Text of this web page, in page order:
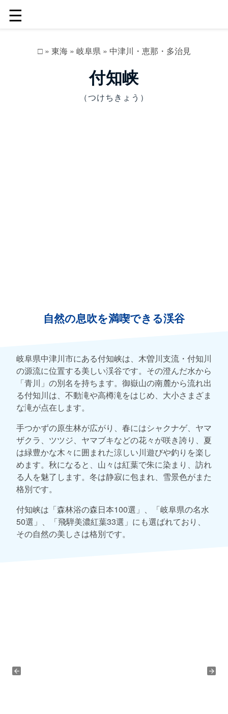
☰
□» 東海» 岐阜県» 中津川・恵那・多治見
付知峡
（つけちきょう）
自然の息吹を満喫できる渓谷
岐阜県中津川市にある付知峡は、木曽川支流・付知川
の源流に位置する美しい渓谷です。その澄んだ水から
「青川」の別名を持ちます。御嶽山の南麓から流れ出
る付知川は、不動滝や高樽滝をはじめ、大小さまざま
な滝が点在します。
手つかずの原生林が広がり、春にはシャクナゲ、ヤマ
ザクラ、ツツジ、ヤマブキなどの花々が咲き誇り、夏
は緑豊かな木々に囲まれた涼しい川遊びや釣りを楽し
めます。秋になると、山々は紅葉で朱に染まり、訪れ
る人を魅了します。冬は静寂に包まれ、雪景色がまた
格別です。
付知峡は「森林浴の森日本100選」、「岐阜県の名水
50選」、「飛騨美濃紅葉33選」にも選ばれており、
その自然の美しさは格別です。